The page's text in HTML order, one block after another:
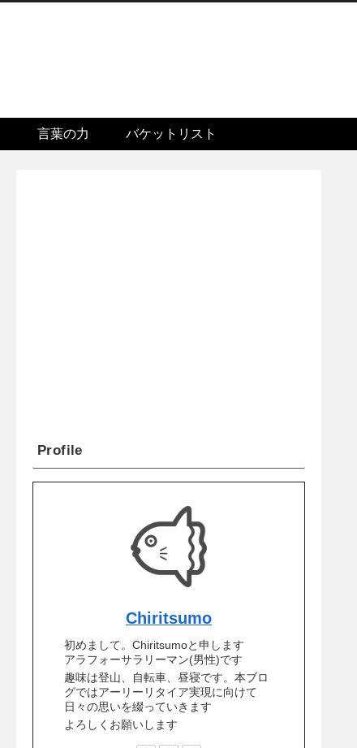
言葉の力 バケットリスト
Profile
Chiritsumo
初めまして。Chiritsumoと申します
アラフォーサラリーマン(男性)です
趣味は登山、自転車、昼寝です。本ブロ
グではアーリーリタイア実現に向けて
日々の思いを綴っていきます
よろしくお願いします